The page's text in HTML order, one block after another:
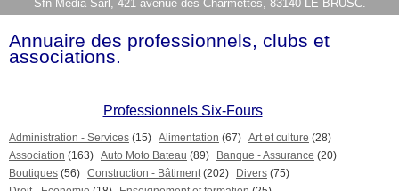
Sfn Media Sarl, 421 avenue des Charmettes, 83140 LE BRUSC.
Annuaire des professionnels, clubs et
associations.
Professionnels Six-Fours
Administration - Services (15) Alimentation (67) Art et culture (28)
Association (163) Auto Moto Bateau (89) Banque - Assurance (20)
Boutiques (56) Construction - Bâtiment (202) Divers (75)